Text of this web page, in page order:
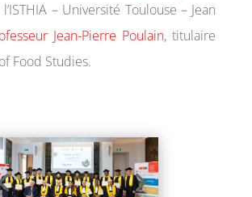
– Université Toulouse – Jean
Jean-Pierre Poulain, titulaire
Food Studies.